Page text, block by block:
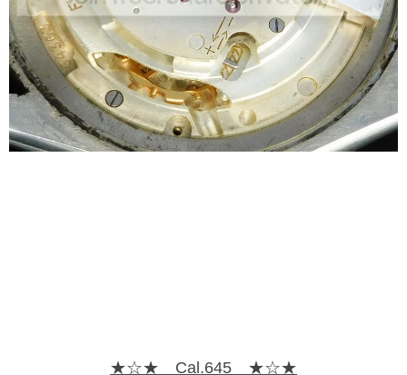
★☆★ Cal.645 ★☆★